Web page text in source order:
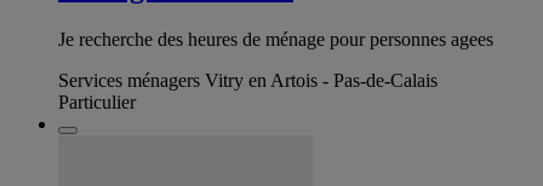
Je recherche des heures de ménage pour personnes agees
Services ménagers Vitry en Artois - Pas-de-Calais
Particulier